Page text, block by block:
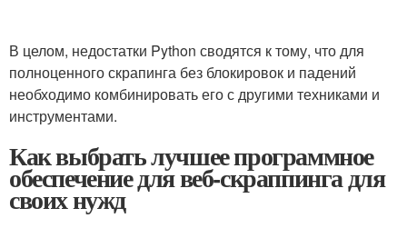
В целом, недостатки Python сводятся к тому, что для
полноценного скрапинга без блокировок и падений
необходимо комбинировать его с другими техниками и
инструментами.
Как выбрать лучшее программное
обеспечение для веб-скраппинга для
своих нужд